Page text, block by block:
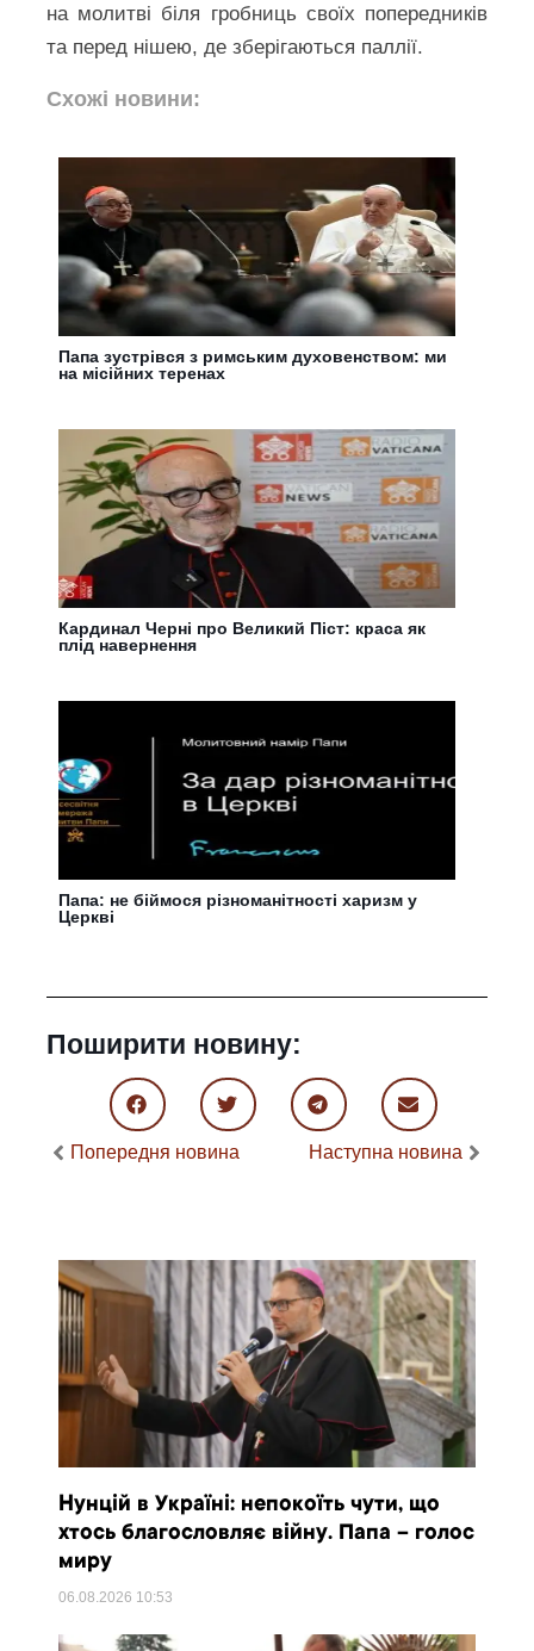
на молитві біля гробниць своїх попередників
та перед нішею, де зберігаються паллії.
Схожі новини:
Папа зустрівся з римським духовенством: ми
на місійних теренах
Кардинал Черні про Великий Піст: краса як
плід навернення
Папа: не біймося різноманітності харизм у
Церкві
Поширити новину:
Попередня новина Наступна новина
Нунцій в Україні: непокоїть чути, що
хтось благословляє війну. Папа – голос
миру
06.08.2026 10:53